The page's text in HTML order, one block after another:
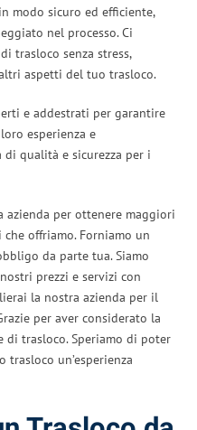
modo sicuro ed efficiente,
nel processo. Ci
trasloco senza stress,
aspetti del tuo trasloco.
e addestrati per garantire
esperienza e
qualità e sicurezza per i
per ottenere maggiori
offriamo. Forniamo un
da parte tua. Siamo
prezzi e servizi con
la nostra azienda per il
per aver considerato la
di trasloco. Speriamo di poter
un’esperienza